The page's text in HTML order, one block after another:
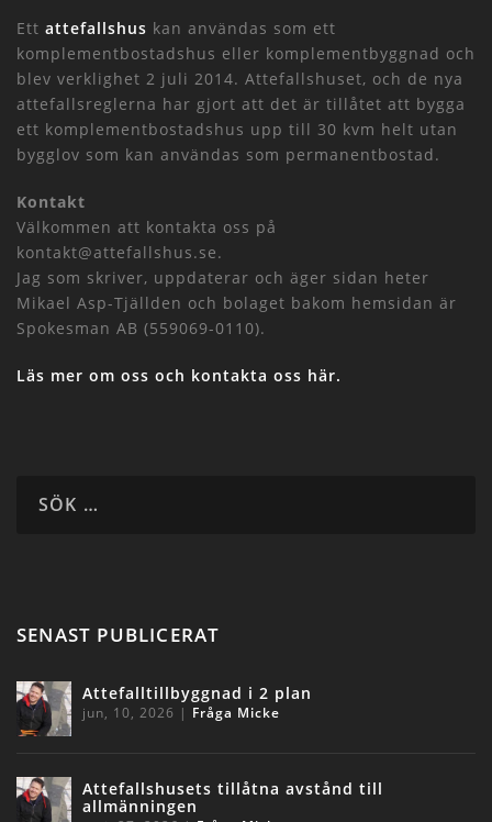
Ett attefallshus kan användas som ett
komplementbostadshus eller komplementbyggnad och
blev verklighet 2 juli 2014. Attefallshuset, och de nya
attefallsreglerna har gjort att det är tillåtet att bygga
ett komplementbostadshus upp till 30 kvm helt utan
bygglov som kan användas som permanentbostad.
Kontakt
Välkommen att kontakta oss på
kontakt@attefallshus.se.
Jag som skriver, uppdaterar och äger sidan heter
Mikael Asp-Tjällden och bolaget bakom hemsidan är
Spokesman AB (559069-0110).
Läs mer om oss och kontakta oss här.
SENAST PUBLICERAT
Attefalltillbyggnad i 2 plan
jun, 10, 2026 | Fråga Micke
Attefallshusets tillåtna avstånd till
allmänningen